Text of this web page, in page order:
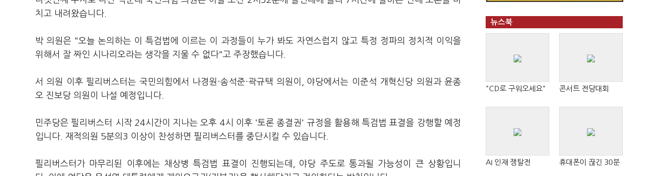
치고 내려왔습니다.
박 의원은 "오늘 논의하는 이 특검법에 이르는 이 과정들이 누가 봐도 자연스럽지 않고 특정 정파의 정치적 이익을
위해서 잘 짜인 시나리오라는 생각을 지울 수 없다"고 주장했습니다.
서 의원 이후 필리버스터는 국민의힘에서 나경원·송석준·곽규택 의원이, 야당에서는 이준석 개혁신당 의원과 윤종
오 진보당 의원이 나설 예정입니다.
민주당은 필리버스터 시작 24시간이 지나는 오후 4시 이후 '토론 종결권' 규정을 활용해 특검법 표결을 강행할 예정
입니다. 재적의원 5분의3 이상이 찬성하면 필리버스터를 중단시킬 수 있습니다.
필리버스터가 마무리된 이후에는 채상병 특검법 표결이 진행되는데, 야당 주도로 통과될 가능성이 큰 상황입니
뉴스북
"CD로 구워오세요" 콘서트 전당대회
AI 인재 쟁탈전 휴대폰이 끊긴 30분